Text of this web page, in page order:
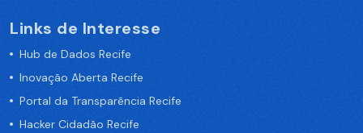
Links de Interesse
Hub de Dados Recife
Inovação Aberta Recife
Portal da Transparência Recife
Hacker Cidadão Recife